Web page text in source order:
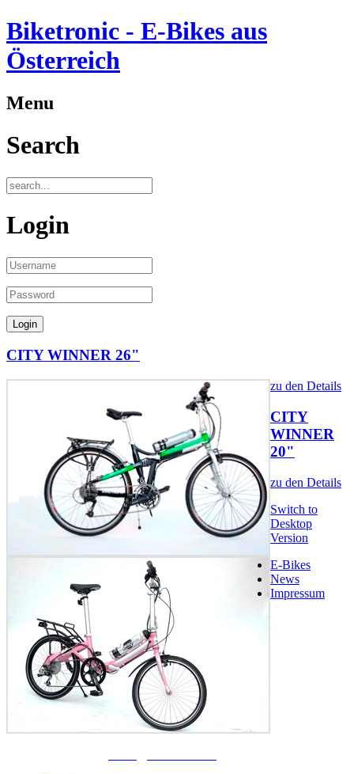
Biketronic - E-Bikes aus
Österreich
Menu
Search
Login
CITY WINNER 26"
zu den Details
CITY
WINNER
20"
zu den Details
Switch to
Desktop
Version
E-Bikes
News
Impressum